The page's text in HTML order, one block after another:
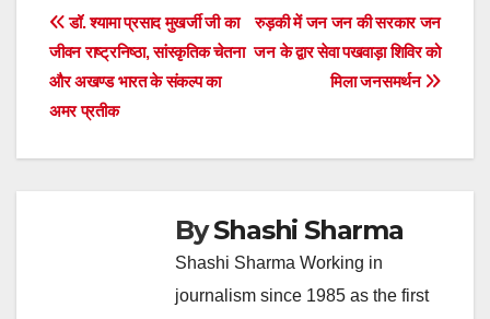
Post
navigation
रुड़की में जन जन की सरकार जन
जन के द्वार सेवा पखवाड़ा शिविर को
मिला जनसमर्थन
डॉ. श्यामा प्रसाद मुखर्जी जी का
जीवन राष्ट्रनिष्ठा, सांस्कृतिक चेतना
और अखण्ड भारत के संकल्प का
अमर प्रतीक
ByShashi Sharma
Shashi Sharma Working in
journalism since 1985 as the first